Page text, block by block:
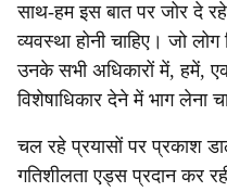
साथ-हम इस बात पर जोर दे रहे
व्यवस्था होनी चाहिए। जो
उनके सभी अधिकारों में, हमें,
विशेषाधिकार देने में भाग लेना
चल रहे प्रयासों पर प्रकाश
गतिशीलता एड्स प्रदान कर